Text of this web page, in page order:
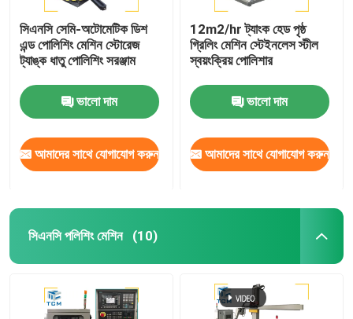
সিএনসি সেমি-অটোমেটিক ডিশ
এন্ড পোলিশিং মেশিন স্টোরেজ
ট্যাঙ্ক ধাতু পোলিশিং সরঞ্জাম
ভালো দাম
আমাদের সাথে যোগাযোগ করুন
12m2/hr ট্যাংক হেড পৃষ্ঠ
গ্রিলিং মেশিন স্টেইনলেস স্টীল
স্বয়ংক্রিয় পোলিশার
ভালো দাম
আমাদের সাথে যোগাযোগ করুন
সিএনসি পলিশিং মেশিন (10)